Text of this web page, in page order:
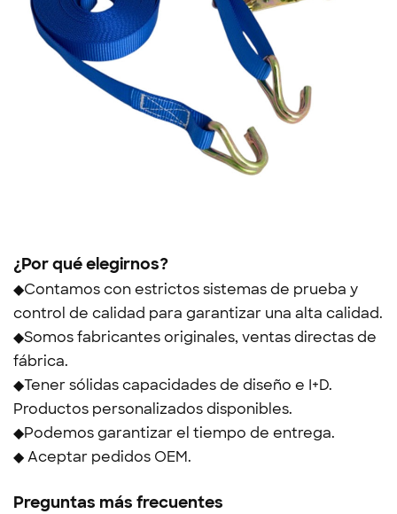
¿Por qué elegirnos?
◆Contamos con estrictos sistemas de prueba y
control de calidad para garantizar una alta calidad.
◆Somos fabricantes originales, ventas directas de
fábrica.
◆Tener sólidas capacidades de diseño e I+D.
Productos personalizados disponibles.
◆Podemos garantizar el tiempo de entrega.
◆ Aceptar pedidos OEM.
Preguntas más frecuentes